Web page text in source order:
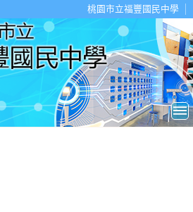
桃園市立福豐國民中學